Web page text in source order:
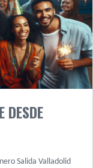
DESDE
Salida Valladolid